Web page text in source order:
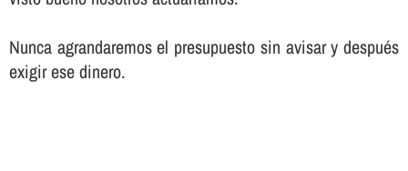
Nunca agrandaremos el presupuesto sin avisar y después
exigir ese dinero.